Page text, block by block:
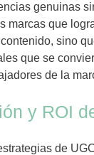
genuinas
marcas que
sino
que se
de la
y ROI
de